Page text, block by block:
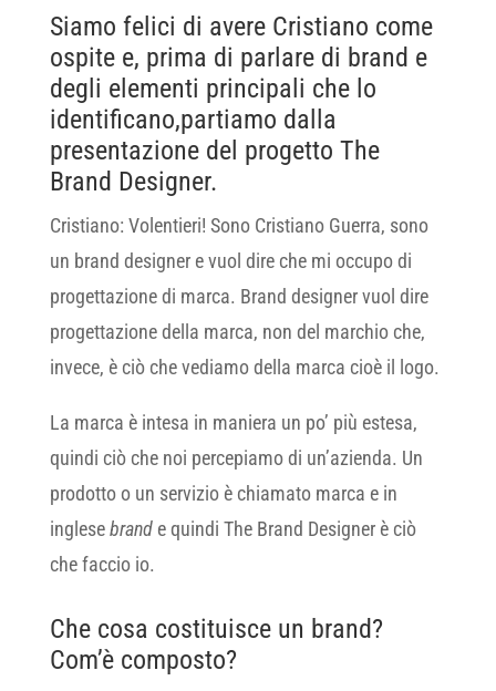
Siamo felici di avere Cristiano come
ospite e, prima di parlare di brand e
degli elementi principali che lo
identificano,partiamo dalla
presentazione del progetto The
Brand Designer.
Cristiano: Volentieri! Sono Cristiano Guerra, sono
un brand designer e vuol dire che mi occupo di
progettazione di marca. Brand designer vuol dire
progettazione della marca, non del marchio che,
invece, è ciò che vediamo della marca cioè il logo.
La marca è intesa in maniera un po’ più estesa,
quindi ciò che noi percepiamo di un’azienda. Un
prodotto o un servizio è chiamato marca e in
inglesebrande quindi The Brand Designer è ciò
che faccio io.
Che cosa costituisce un brand?
Com’è composto?